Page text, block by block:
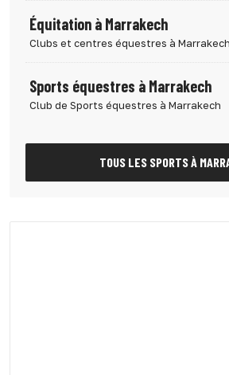
Équitation à Marrakech
Clubs et centres équestres à Marrakech
Sports équestres à Marrakech
Club de Sports équestres à Marrakech
TOUS LES SPORTS À